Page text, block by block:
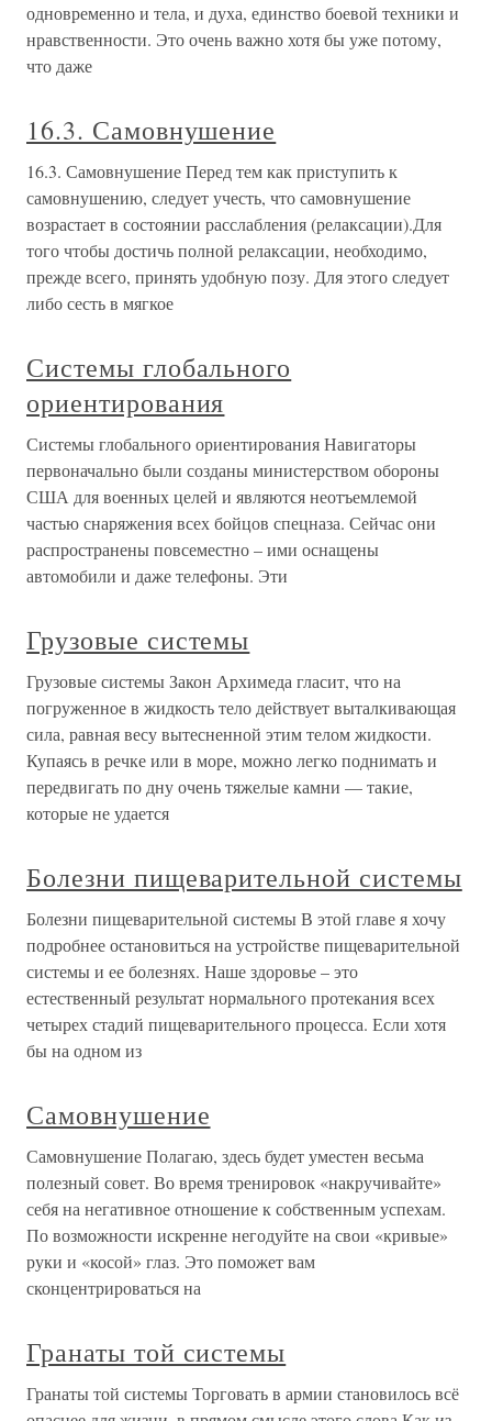
одновременно и тела, и духа, единство боевой техники и
нравственности. Это очень важно хотя бы уже потому,
что даже
16.3. Самовнушение
16.3. Самовнушение Перед тем как приступить к
самовнушению, следует учесть, что самовнушение
возрастает в состоянии расслабления (релаксации).Для
того чтобы достичь полной релаксации, необходимо,
прежде всего, принять удобную позу. Для этого следует
либо сесть в мягкое
Системы глобального
ориентирования
Системы глобального ориентирования Навигаторы
первоначально были созданы министерством обороны
США для военных целей и являются неотъемлемой
частью снаряжения всех бойцов спецназа. Сейчас они
распространены повсеместно – ими оснащены
автомобили и даже телефоны. Эти
Грузовые системы
Грузовые системы Закон Архимеда гласит, что на
погруженное в жидкость тело действует выталкивающая
сила, равная весу вытесненной этим телом жидкости.
Купаясь в речке или в море, можно легко поднимать и
передвигать по дну очень тяжелые камни — такие,
которые не удается
Болезни пищеварительной системы
Болезни пищеварительной системы В этой главе я хочу
подробнее остановиться на устройстве пищеварительной
системы и ее болезнях. Наше здоровье – это
естественный результат нормального протекания всех
четырех стадий пищеварительного процесса. Если хотя
бы на одном из
Самовнушение
Самовнушение Полагаю, здесь будет уместен весьма
полезный совет. Во время тренировок «накручивайте»
себя на негативное отношение к собственным успехам.
По возможности искренне негодуйте на свои «кривые»
руки и «косой» глаз. Это поможет вам
сконцентрироваться на
Гранаты той системы
Гранаты той системы Торговать в армии становилось всё